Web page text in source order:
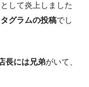
して炎上しました
グラムの投稿でし
長には兄弟がいて、